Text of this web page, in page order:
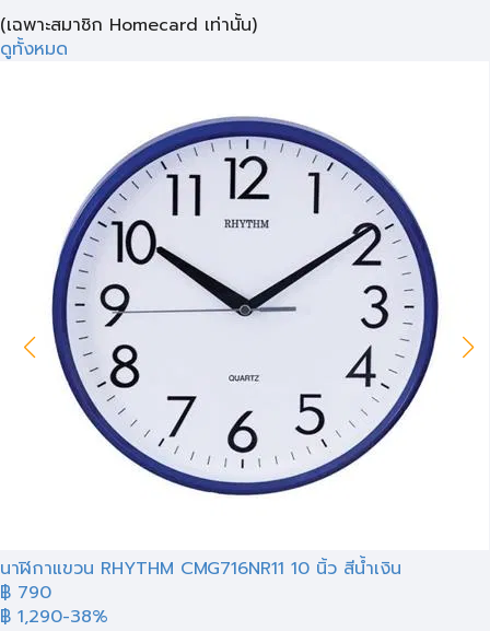
(เฉพาะสมาชิก Homecard เท่านั้น)
ดูทั้งหมด
นาฬิกาแขวน RHYTHM CMG716NR11 10 นิ้ว สีน้ำเงิน
฿ 790
฿ 1,290-38%